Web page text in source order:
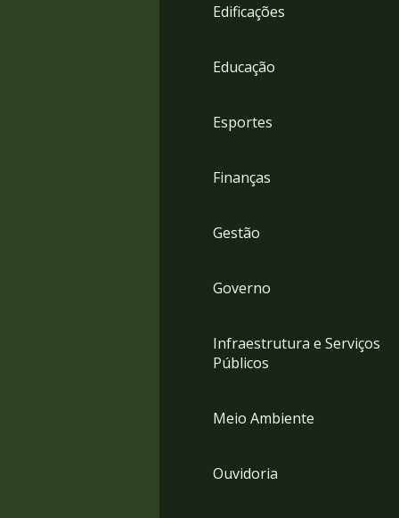
Edificações
Educação
Esportes
Finanças
Gestão
Governo
Infraestrutura e Serviços
Públicos
Meio Ambiente
Ouvidoria